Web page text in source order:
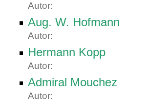
Autor:
Aug. W. Hofmann
Autor:
Hermann Kopp
Autor:
Admiral Mouchez
Autor: